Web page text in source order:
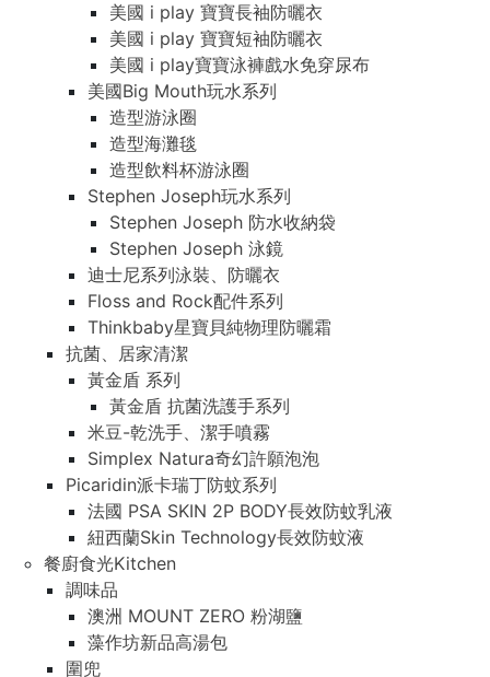
美國 i play 寶寶長袖防曬衣
美國 i play 寶寶短袖防曬衣
美國 i play寶寶泳褲戲水免穿尿布
美國Big Mouth玩水系列
造型游泳圈
造型海灘毯
造型飲料杯游泳圈
Stephen Joseph玩水系列
Stephen Joseph 防水收納袋
Stephen Joseph 泳鏡
迪士尼系列泳裝、防曬衣
Floss and Rock配件系列
Thinkbaby星寶貝純物理防曬霜
抗菌、居家清潔
黃金盾 系列
黃金盾 抗菌洗護手系列
米豆-乾洗手、潔手噴霧
Simplex Natura奇幻許願泡泡
Picaridin派卡瑞丁防蚊系列
法國 PSA SKIN 2P BODY長效防蚊乳液
紐西蘭Skin Technology長效防蚊液
餐廚食光Kitchen
調味品
澳洲 MOUNT ZERO 粉湖鹽
藻作坊新品高湯包
圍兜